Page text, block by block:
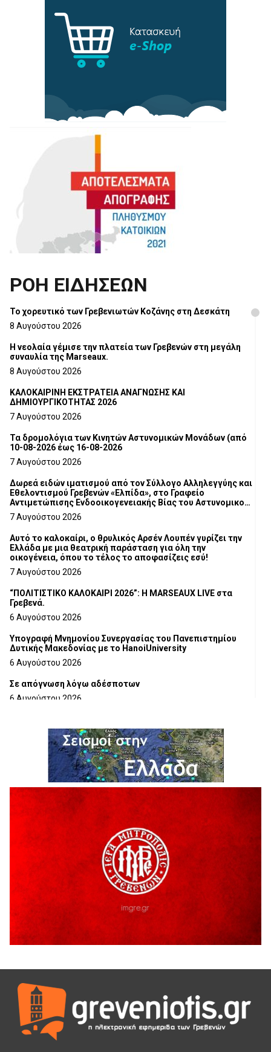
ΡΟΗ ΕΙΔΗΣΕΩΝ
Το χορευτικό των Γρεβενιωτών Κοζάνης στη Δεσκάτη
8 Αυγούστου 2026
Η νεολαία γέμισε την πλατεία των Γρεβενών στη μεγάλη
συναυλία της Marseaux.
8 Αυγούστου 2026
ΚΑΛΟΚΑΙΡΙΝΗ ΕΚΣΤΡΑΤΕΙΑ ΑΝΑΓΝΩΣΗΣ ΚΑΙ
ΔΗΜΙΟΥΡΓΙΚΟΤΗΤΑΣ 2026
7 Αυγούστου 2026
Τα δρομολόγια των Κινητών Αστυνομικών Μονάδων (από
10-08-2026 έως 16-08-2026
7 Αυγούστου 2026
Δωρεά ειδών ιματισμού από τον Σύλλογο Αλληλεγγύης και
Εθελοντισμού Γρεβενών «Ελπίδα», στο Γραφείο
Αντιμετώπισης Ενδοοικογενειακής Βίας του Αστυνομικού
Τμήματος Γρεβενών
7 Αυγούστου 2026
Αυτό το καλοκαίρι, ο θρυλικός Αρσέν Λουπέν γυρίζει την
Ελλάδα με μια θεατρική παράσταση για όλη την
οικογένεια, όπου το τέλος το αποφασίζεις εσύ!
7 Αυγούστου 2026
“ΠΟΛΙΤΙΣΤΙΚΟ ΚΑΛΟΚΑΙΡΙ 2026”: Η MARSEAUX LIVE στα
Γρεβενά.
6 Αυγούστου 2026
Υπογραφή Μνημονίου Συνεργασίας του Πανεπιστημίου
Δυτικής Μακεδονίας με το HanoiUniversity
6 Αυγούστου 2026
Σε απόγνωση λόγω αδέσποτων
6 Αυγούστου 2026
6 Αυγούστου 2026
Ολοκληρώνεται η ασφαλτόστρωση της οδού Περιβόλι –
6 Αυγούστου 2026
H παραδοχή λαθών είναι (και) δύναμη
5 Αυγούστου 2026
Ο ΑΝΔΡΕΑΣ ΑΣΛΑΝΙΔΗΣ ΣΥΝΕΧΙΖΕΙ ΣΤΟΝ ΠΡΩΤΕΑ
ΓΡΕΒΕΝΩΝ
5 Αυγούστου 2026
Ευχαριστήριο Εκπολιτιστικού Συλλόγου Ταξιάρχη προς κ.
Παρασχάκη Αθανάσιο
5 Αυγούστου 2026
Διακοπή υδροδότησης του Α΄ κλάδου ύδρευσης
5 Αυγούστου 2026
Θερινό Σινεμά στο πλαίσιο του «Πολιτιστικού
Καλοκαιριού 2026» με την βραβευμένη ταινία «Μικρές
Ανάσες».
5 Αυγούστου 2026